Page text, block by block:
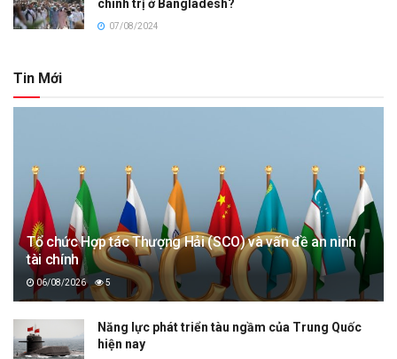
chính trị ở Bangladesh?
07/08/2024
Tin Mới
Tổ chức Hợp tác Thượng Hải (SCO) và vấn đề an ninh
tài chính
06/08/2026 5
Năng lực phát triển tàu ngầm của Trung Quốc
hiện nay